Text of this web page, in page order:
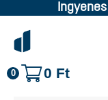
0 0 Ft